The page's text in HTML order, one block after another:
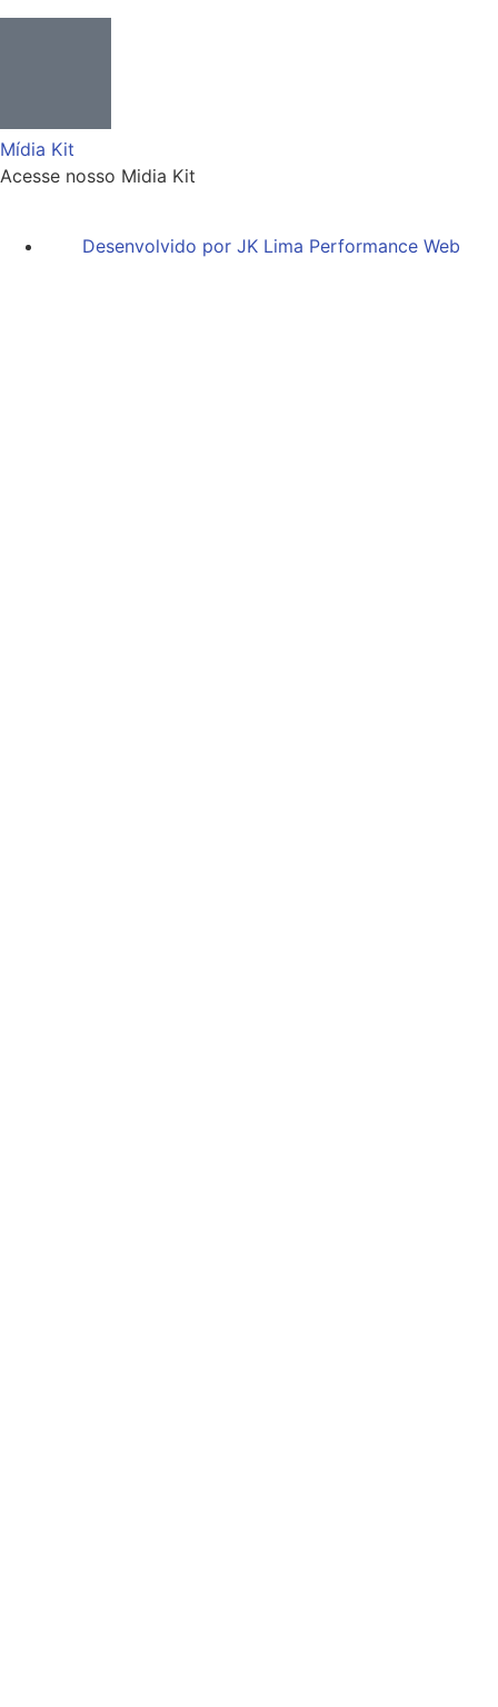
Mídia Kit
Acesse nosso Midia Kit
Desenvolvido por JK Lima Performance Web